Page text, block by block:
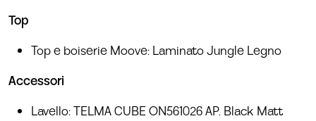
Top
Top e boiserie Moove: Laminato Jungle Legno
Accessori
Lavello: TELMA CUBE ON561026 AP. Black Matt